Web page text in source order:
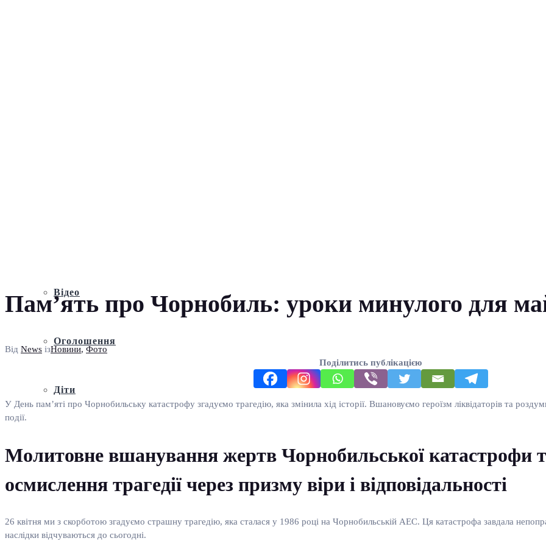
Відео
Оголошення
Діти
Пам’ять про Чорнобиль: уроки минулого для
Від News ізНовини, Фото
Поділитись публікацією
У День пам’яті про Чорнобильську катастрофу згадуємо трагедію, яка змінила хід історії. Вшановуємо героїзм ліквідаторів та
події.​
Молитовне вшанування жертв Чорнобильської катастрофи
осмислення трагедії через призму віри і відповідальності
26 квітня ми з скорботою згадуємо страшну трагедію, яка сталася у 1986 році на Чорнобильській АЕС. Ця катастрофа завдала
наслідки відчуваються до сьогодні.